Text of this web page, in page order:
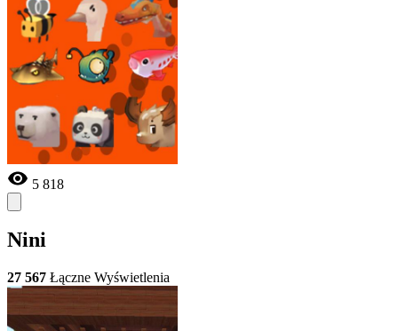
5 818
Nini
27 567 Łączne Wyświetlenia